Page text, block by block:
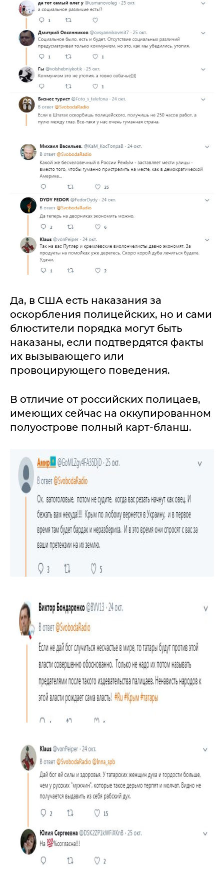
Да, в США есть наказания за
оскорбления полицейских, но и сами
блюстители порядка могут быть
наказаны, если подтвердятся факты
их вызывающего или
провоцирующего поведения.
В отличие от российских полицаев,
имеющих сейчас на оккупированном
полуострове полный карт-бланш.